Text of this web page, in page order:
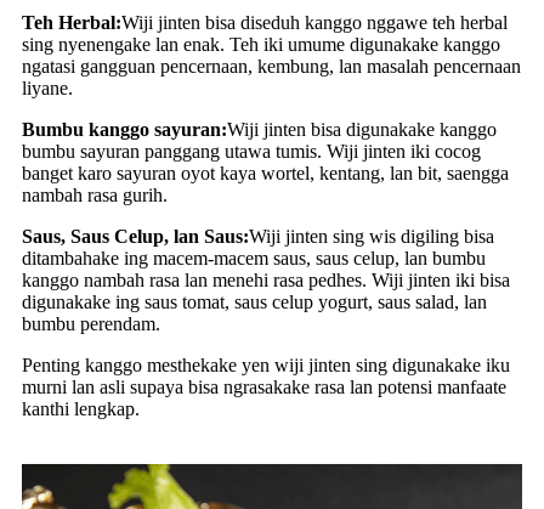
Teh Herbal:Wiji jinten bisa diseduh kanggo nggawe teh herbal
sing nyenengake lan enak. Teh iki umume digunakake kanggo
ngatasi gangguan pencernaan, kembung, lan masalah pencernaan
liyane.
Bumbu kanggo sayuran:Wiji jinten bisa digunakake kanggo
bumbu sayuran panggang utawa tumis. Wiji jinten iki cocog
banget karo sayuran oyot kaya wortel, kentang, lan bit, saengga
nambah rasa gurih.
Saus, Saus Celup, lan Saus:Wiji jinten sing wis digiling bisa
ditambahake ing macem-macem saus, saus celup, lan bumbu
kanggo nambah rasa lan menehi rasa pedhes. Wiji jinten iki bisa
digunakake ing saus tomat, saus celup yogurt, saus salad, lan
bumbu perendam.
Penting kanggo mesthekake yen wiji jinten sing digunakake iku
murni lan asli supaya bisa ngrasakake rasa lan potensi manfaate
kanthi lengkap.